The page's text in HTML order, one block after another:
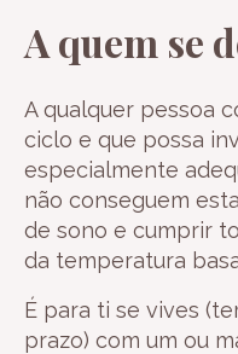
A quem se
A qualquer pessoa
ciclo e que possa
especialmente
não conseguem
de sono e cumprir
da temperatura
É para ti se vives
prazo) com um ou